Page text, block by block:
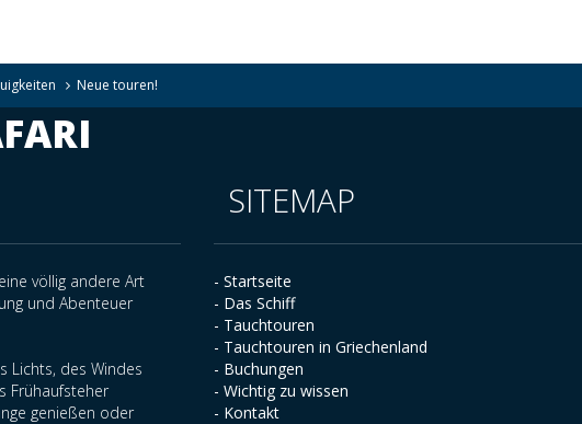
Neue touren!
völlig andere Art
und Abenteuer
Lichts, des Windes
Frühaufsteher
genießen oder
SITEMAP
- Startseite
- Das Schiff
- Tauchtouren
- Tauchtouren in Griechenland
- Buchungen
- Wichtig zu wissen
- Kontakt